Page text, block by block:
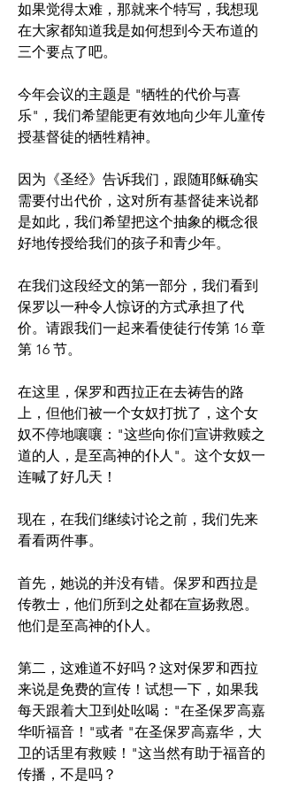
如果觉得太难，那就来个特写，我想现
在大家都知道我是如何想到今天布道的
三个要点了吧。
今年会议的主题是 "牺牲的代价与喜
乐"，我们希望能更有效地向少年儿童传
授基督徒的牺牲精神。
因为《圣经》告诉我们，跟随耶稣确实
需要付出代价，这对所有基督徒来说都
是如此，我们希望把这个抽象的概念很
好地传授给我们的孩子和青少年。
在我们这段经文的第一部分，我们看到
保罗以一种令人惊讶的方式承担了代
价。请跟我们一起来看使徒行传第 16 章
第 16 节。
在这里，保罗和西拉正在去祷告的路
上，但他们被一个女奴打扰了，这个女
奴不停地嚷嚷："这些向你们宣讲救赎之
道的人，是至高神的仆人"。这个女奴一
连喊了好几天！
现在，在我们继续讨论之前，我们先来
看看两件事。
首先，她说的并没有错。保罗和西拉是
传教士，他们所到之处都在宣扬救恩。
他们是至高神的仆人。
第二，这难道不好吗？这对保罗和西拉
来说是免费的宣传！试想一下，如果我
每天跟着大卫到处吆喝："在圣保罗高嘉
华听福音！"或者 "在圣保罗高嘉华，大
卫的话里有救赎！"这当然有助于福音的
传播，不是吗？